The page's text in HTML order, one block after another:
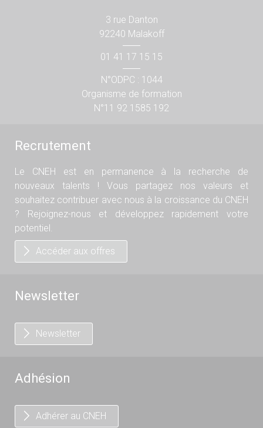
3 rue Danton
92240 Malakoff
01 41 17 15 15
N°ODPC : 1044
Organisme de formation
N°11 92 1585 192
Recrutement
Le CNEH est en permanence à la recherche de
nouveaux talents ! Vous partagez nos valeurs et
souhaitez contribuer avec nous à la croissance du CNEH
? Rejoignez-nous et développez rapidement votre
potentiel.
Accéder aux offres
Newsletter
Newsletter
Adhésion
Adhérer au CNEH